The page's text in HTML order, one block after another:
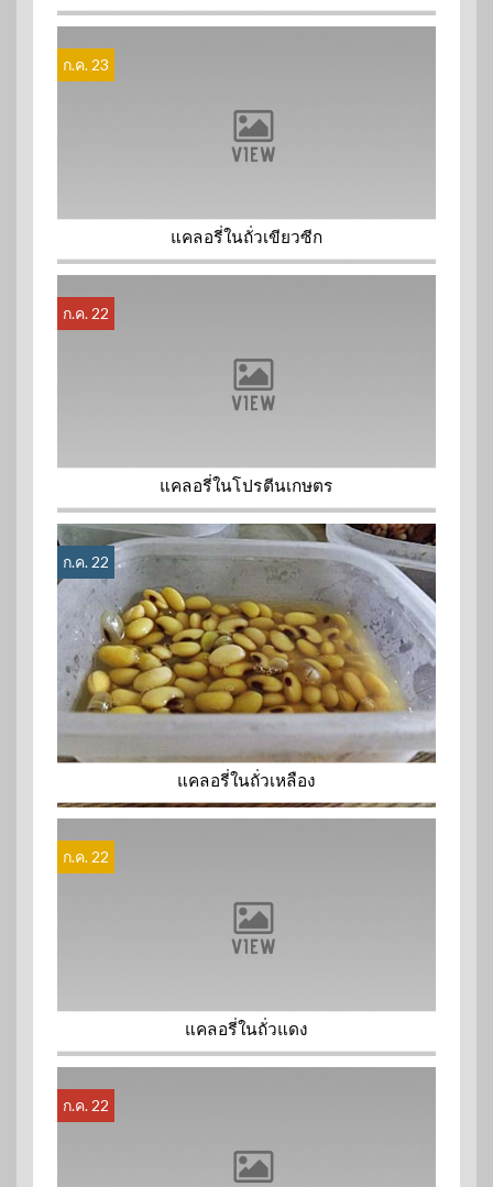
ก.ค. 23
แคลอรี่ในถั่วเขียวซีก
ก.ค. 22
แคลอรี่ในโปรตีนเกษตร
ก.ค. 22
แคลอรี่ในถั่วเหลือง
ก.ค. 22
แคลอรี่ในถั่วแดง
ก.ค. 22